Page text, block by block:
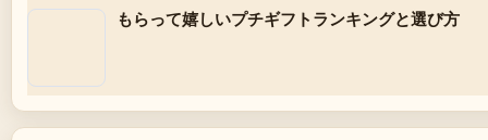
もらって嬉しいプチギフトランキングと選び方